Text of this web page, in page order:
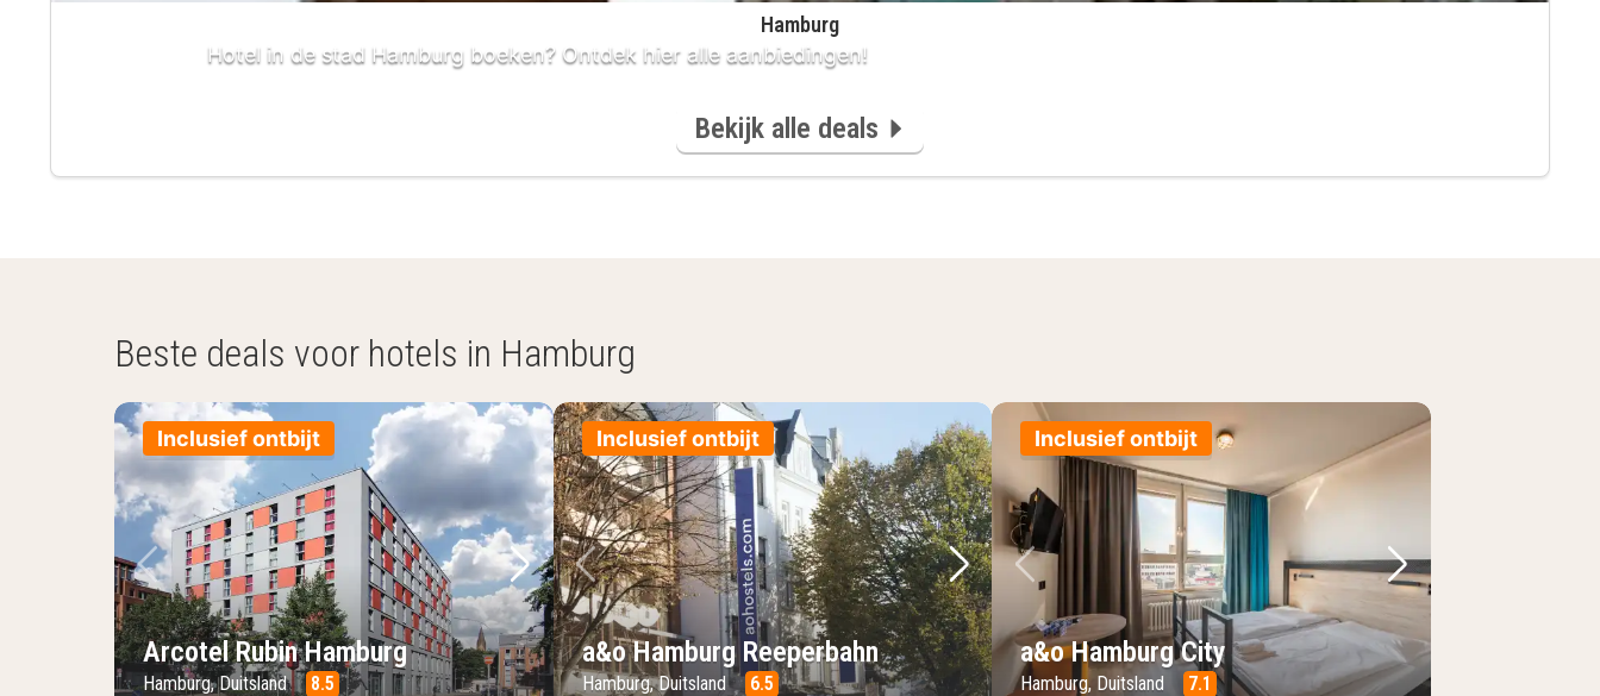
Hamburg
Hotel in de stad Hamburg boeken? Ontdek hier alle aanbiedingen!
Bekijk alle deals
Beste deals voor hotels in Hamburg
Inclusief ontbijt
Vorige foto
Volgende foto
Arcotel Rubin Hamburg
Hamburg, Duitsland 8.5
Inclusief ontbijt
Vorige foto
Volgende foto
a&o Hamburg Reeperbahn
Hamburg, Duitsland 6.5
Inclusief ontbijt
Vorige foto
Volgende foto
a&o Hamburg City
Hamburg, Duitsland 7.1